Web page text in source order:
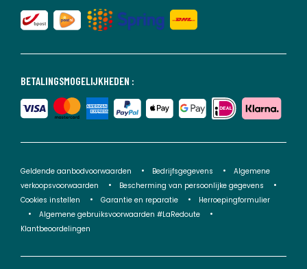
BETALINGSMOGELIJKHEDEN :
Geldende aanbodvoorwaarden Bedrijfsgegevens
Algemene
verkoopsvoorwaarden
Bescherming van persoonlijke gegevens
Cookies instellen
Garantie en reparatie
Herroepingformulier
Algemene gebruiksvoorwaarden #LaRedoute
Klantbeoordelingen